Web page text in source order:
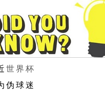
世界杯
球迷